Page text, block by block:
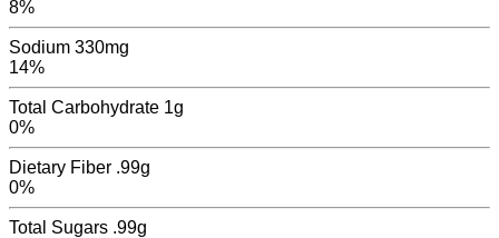
8%
Sodium 330mg
14%
Total Carbohydrate 1g
0%
Dietary Fiber .99g
0%
Total Sugars .99g